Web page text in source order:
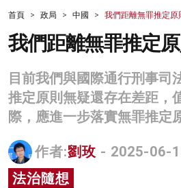
財經
生活
商業
科技
影片
名家榜
首頁 政局 中國 我們距離無罪推定原
我們距離無罪推定
目前我們與國際通行刑事司
推定原則無疑還存在差距，
際，應進一步落實無罪推定
作者:劉玫 - 2025-06-
法治隨想